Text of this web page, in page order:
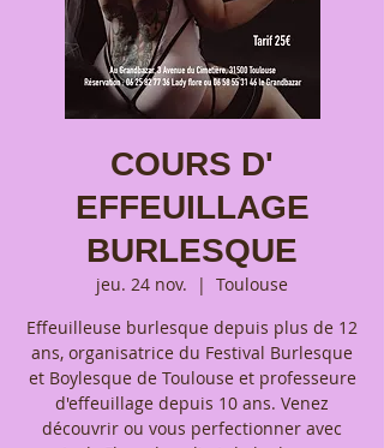
COURS D'
EFFEUILLAGE
BURLESQUE
jeu. 24 nov.
  |
Toulouse
Effeuilleuse burlesque depuis plus de 12
ans, organisatrice du Festival Burlesque
et Boylesque de Toulouse et professeure
d'effeuillage depuis 10 ans. Venez
découvrir ou vous perfectionner avec